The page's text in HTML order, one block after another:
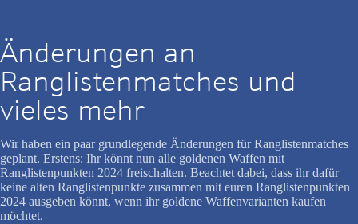
Änderungen an
Ranglistenmatches und
vieles mehr
Wir haben ein paar grundlegende Änderungen für Ranglistenmatches
geplant. Erstens: Ihr könnt nun alle goldenen Waffen mit
Ranglistenpunkten 2024 freischalten. Beachtet dabei, dass ihr dafür
keine alten Ranglistenpunkte zusammen mit euren Ranglistenpunkten
2024 ausgeben könnt, wenn ihr goldene Waffenvarianten kaufen
möchtet.